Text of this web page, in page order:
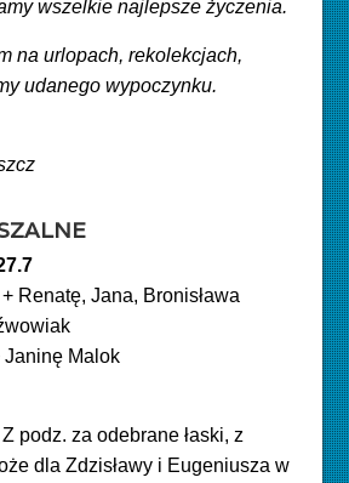
wszelkie najlepsze życzenia.
na urlopach, rekolekcjach,
udanego wypoczynku.
Renatę, Jana, Bronisława
Janinę Malok
podz. za odebrane łaski, z
dla Zdzisławy i Eugeniusza w